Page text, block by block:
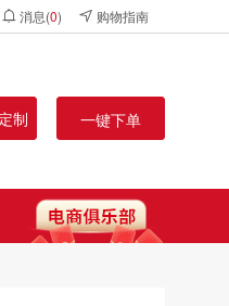
消息(0) 购物指南
制 一键下单